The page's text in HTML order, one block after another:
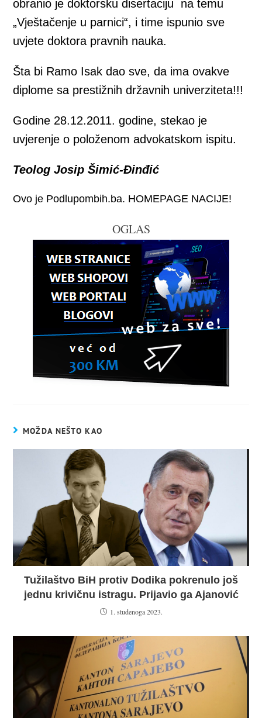
obranio je doktorsku disertaciju na temu
„Vještačenje u parnici“, i time ispunio sve
uvjete doktora pravnih nauka.
Šta bi Ramo Isak dao sve, da ima ovakve
diplome sa prestižnih državnih univerziteta!!!
Godine 28.12.2011. godine, stekao je
uvjerenje o položenom advokatskom ispitu.
Teolog Josip Šimić-Đinđić
Ovo je Podlupombih.ba. HOMEPAGE NACIJE!
OGLAS
MOŽDA NEŠTO KAO
Tužilaštvo BiH protiv Dodika pokrenulo još
jednu krivičnu istragu. Prijavio ga Ajanović
1. studenoga 2023.